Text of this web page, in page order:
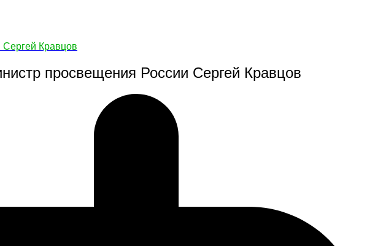
Кравцов
просвещения России Сергей Кравцов